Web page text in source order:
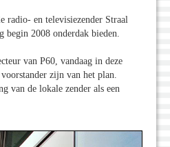
radio- en televisiezender Straal
2008 onderdak bieden.
van P60, vandaag in deze
zijn van het plan.
van de lokale zender als een